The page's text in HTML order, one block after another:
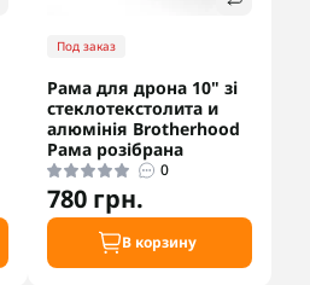
Под заказ
Рама для дрона 10" зі
стеклотекстолита и
алюмінія Brotherhood
Рама розібрана
0
780 грн.
В корзину